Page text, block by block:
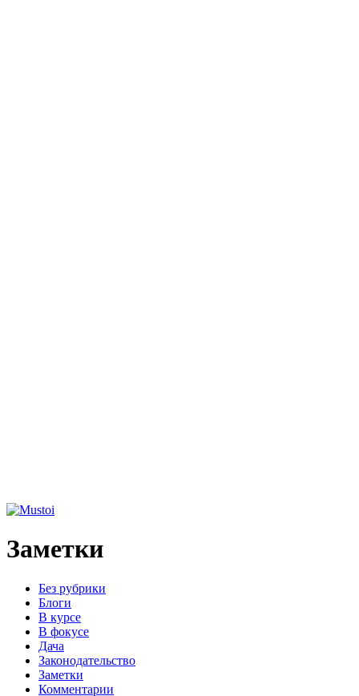
Заметки
Без рубрики
Блоги
В курсе
В фокусе
Дача
Законодательство
Заметки
Комментарии